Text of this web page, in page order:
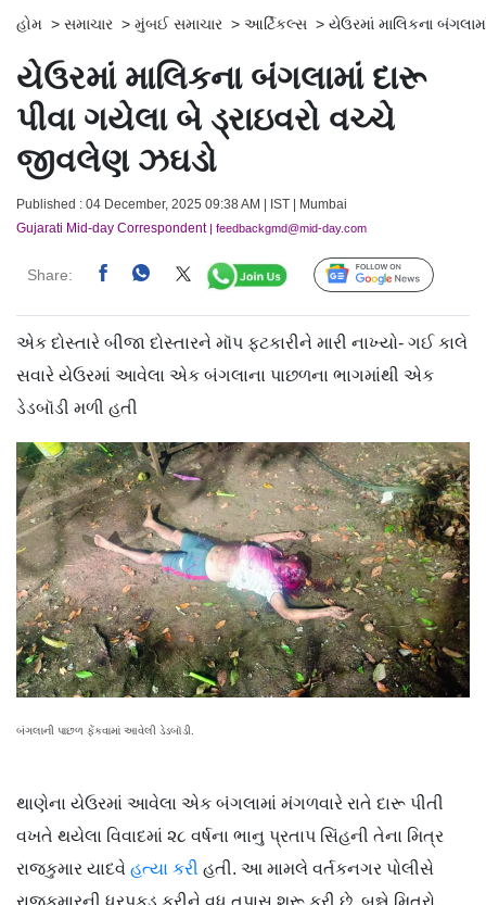
હોમ > સમાચાર > મુંબઈ સમાચાર > આર્ટિકલ્સ > યેઉરમાં માલિકના
યેઉરમાં માલિકના બંગલામાં દારૂ
પીવા ગયેલા બે ડ્રાઇવરો વચ્ચે
જીવલેણ ઝઘડો
Published : 04 December, 2025 09:38 AM | IST | Mumbai
Gujarati Mid-day Correspondent| feedbackgmd@mid-day.com
Share: Follow Us
એક દોસ્તારે બીજા દોસ્તારને મૉપ ફટકારીને મારી નાખ્યો- ગઈ કાલે
સવારે યેઉરમાં આવેલા એક બંગલાના પાછળના ભાગમાંથી એક
ડેડબૉડી મળી હતી
બંગલાની પાછળ ફેંકવામાં આવેલી ડેડબૉડી.
થાણેના યેઉરમાં આવેલા એક બંગલામાં મંગળવારે રાતે દારૂ પીતી
વખતે થયેલા વિવાદમાં ૨૮ વર્ષના ભાનુ પ્રતાપ સિંહની તેના મિત્ર
રાજકુમાર યાદવે હત્યા કરી હતી. આ મામલે વર્તકનગર પોલીસે